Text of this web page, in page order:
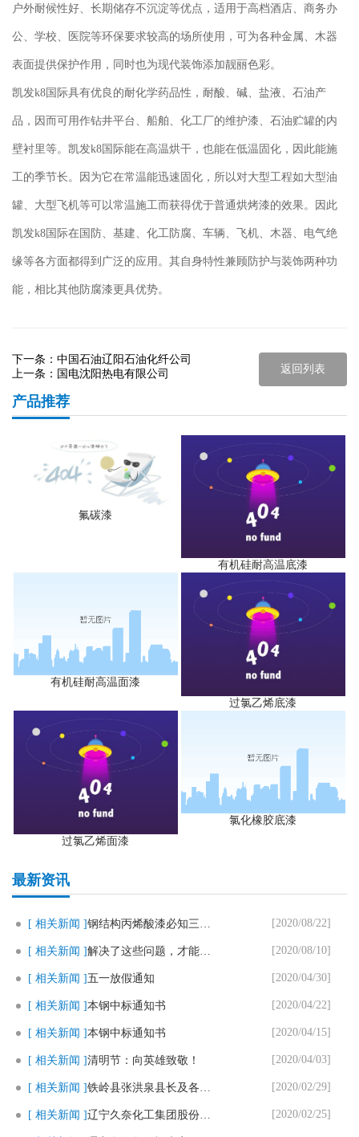
户外耐候性好、长期储存不沉淀等优点，适用于高档酒店、商务办
公、学校、医院等环保要求较高的场所使用，可为各种金属、木器
表面提供保护作用，同时也为现代装饰添加靓丽色彩。
凯发k8国际具有优良的耐化学药品性，耐酸、碱、盐液、石油产
品，因而可用作钻井平台、船舶、化工厂的维护漆、石油贮罐的内
壁衬里等。 凯发k8国际能在高温烘干，也能在低温固化，因此能施
工的季节长。因为它在常温能迅速固化，所以对大型工程如大型油
罐、大型飞机等可以常温施工而获得优于普通烘烤漆的效果。因此
凯发k8国际在国防、基建、化工防腐、车辆、飞机、木器、电气绝
缘等各方面都得到广泛的应用。其自身特性兼顾防护与装饰两种功
能，相比其他防腐漆更具优势。
下一条： 中国石油辽阳石油化纤公司
上一条： 国电沈阳热电有限公司 返回列表
产品推荐
氟碳漆
有机硅耐高温底漆
有机硅耐高温面漆
过氯乙烯底漆
过氯乙烯面漆
氯化橡胶底漆
最新资讯
[ 相关新闻 ] [2020/08/22]
[ 相关新闻 ] [2020/08/10]
[ 相关新闻 ]五一放假通知 [2020/04/30]
[ 相关新闻 ]本钢中标通知书 [2020/04/22]
[ 相关新闻 ]本钢中标通知书 [2020/04/15]
[ 相关新闻 ]清明节：向英雄致敬！ [2020/04/03]
[ 相关新闻 ] [2020/02/29]
[ 相关新闻 ] [2020/02/25]